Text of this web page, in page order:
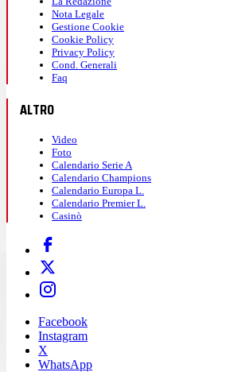
Nota Legale
Gestione Cookie
Cookie Policy
Privacy Policy
Cond. Generali
Faq
ALTRO
Video
Foto
Calendario Serie A
Calendario Champions
Calendario Europa L.
Calendario Premier L.
Casinò
Facebook
Instagram
X
WhatsApp